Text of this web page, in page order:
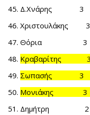
Δ.Χνάρης 3
Χριστουλάκης
Θόρια 3
Κραβαρίτης
Σωπασής 3
Μονιάκης
Δημήτρη 2